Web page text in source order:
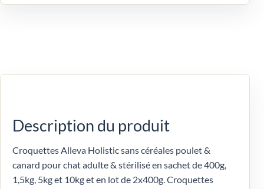
Description du produit
Croquettes Alleva Holistic sans céréales poulet &
canard pour chat adulte & stérilisé en sachet de 400g,
1,5kg, 5kg et 10kg et en lot de 2x400g. Croquettes